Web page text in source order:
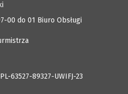
00 do 01 Biuro Obsługi
63527-89327-UWIFJ-23